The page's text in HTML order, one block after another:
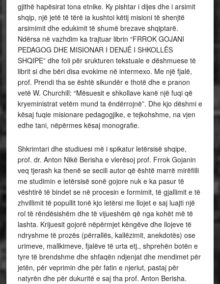
gjithë hapësirat tona etnike. Ky pishtar i dijes dhe i arsimit
shqip, një jetë të tërë ia kushtoi këtij misioni të shenjtë
arsimimit dhe edukimit të shumë brezave shqiptarë.
Ndërsa në vazhdim ka trajtuar librin “FRROK GOJANI
PEDAGOG DHE MISIONAR I DENJË I SHKOLLËS
SHQIPE” dhe foli për srukturen tekstuale e dëshmuese të
librit si dhe bëri disa evokime në intermexo. Me një fjalë,
prof. Prendi tha se është sikundër e thotë dhe e pranon
vetë W. Churchill: “Mësuesit e shkollave kanë një fuqi që
kryeministrat vetëm mund ta ëndërrojnë”. Dhe kjo dëshmi e
kësaj fuqie misionare pedagogjike, e tejkohshme, na vjen
edhe tani, nëpërmes kësaj monografie.
Shkrimtari dhe studiuesi më i spikatur letërsisë shqipe,
prof. dr. Anton Nikë Berisha e vlerësoj prof. Frrok Gojanin
veq tjerash ka thenë se secili autor që është marrë mirëfilli
me studimin e letërsisë sonë gojore nuk e ka pasur të
vështirë të bindet se në procesin e formimit, të gjallimit e të
zhvillimit të popullit tonë kjo letërsi me llojet e saj luajti një
rol të rëndësishëm dhe të vijueshëm që nga kohët më të
lashta. Krijuesit gojorë nëpërmjet këngëve dhe llojeve të
ndryshme të prozës (përrallës, kallëzimit, anekdotës) ose
urimeve, mallkimeve, fjalëve të urta etj., shprehën botën e
tyre të brendshme dhe shfaqën ndjenjat dhe mendimet për
jetën, për veprimin dhe për fatin e njeriut, pastaj për
natyrën dhe për dukuritë e saj tha prof. Anton Berisha.